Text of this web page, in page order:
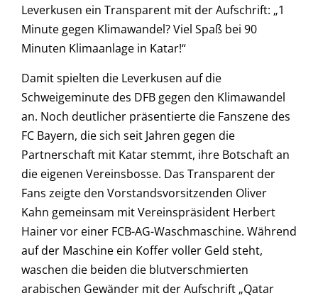
Leverkusen ein Transparent mit der Aufschrift: „1
Minute gegen Klimawandel? Viel Spaß bei 90
Minuten Klimaanlage in Katar!“
Damit spielten die Leverkusen auf die
Schweigeminute des DFB gegen den Klimawandel
an. Noch deutlicher präsentierte die Fanszene des
FC Bayern, die sich seit Jahren gegen die
Partnerschaft mit Katar stemmt, ihre Botschaft an
die eigenen Vereinsbosse. Das Transparent der
Fans zeigte den Vorstandsvorsitzenden Oliver
Kahn gemeinsam mit Vereinspräsident Herbert
Hainer vor einer FCB-AG-Waschmaschine. Während
auf der Maschine ein Koffer voller Geld steht,
waschen die beiden die blutverschmierten
arabischen Gewänder mit der Aufschrift „Qatar